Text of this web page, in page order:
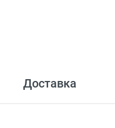
Доставка